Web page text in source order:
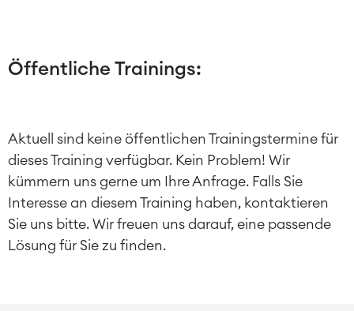
Öffentliche Trainings:
Aktuell sind keine öffentlichen Trainingstermine für
dieses Training verfügbar. Kein Problem! Wir
kümmern uns gerne um Ihre Anfrage. Falls Sie
Interesse an diesem Training haben, kontaktieren
Sie uns bitte. Wir freuen uns darauf, eine passende
Lösung für Sie zu finden.